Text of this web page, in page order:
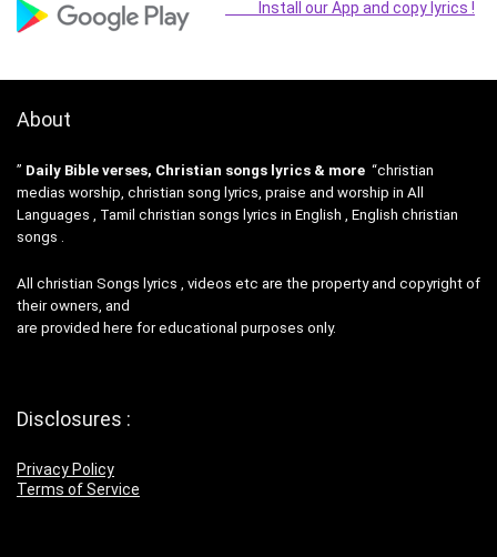
Install our App and copy lyrics !
About
” Daily Bible verses, Christian songs lyrics & more “christian
medias worship, christian song lyrics, praise and worship in All
Languages , Tamil christian songs lyrics in English , English christian
songs .
All christian Songs lyrics , videos etc are the property and copyright of
their owners, and
are provided here for educational purposes only.
Disclosures :
Privacy Policy
Terms of Service